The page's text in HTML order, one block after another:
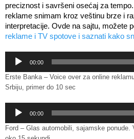
preciznost i savršeni osećaj za
reklame snimam kroz veštinu brze i
interpretacije. Ovde na sajtu, možete
reklame i TV spotove i saznati kako
Audio
Player
00:00
Erste Banka – Voice over za online
Srbiju, primer do 10 sec
Audio
Player
00:00
Ford – Glas automobili, sajamske ponude.